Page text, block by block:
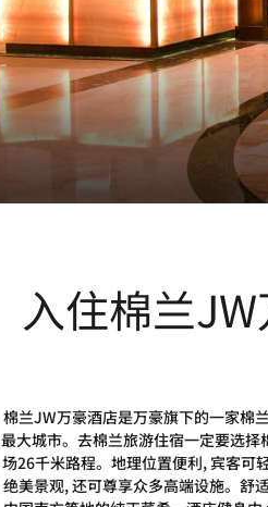
入住棉兰
棉兰JW万豪酒店是万豪旗下的一家棉
最大城市。去棉兰旅游住宿一定要选
场26千米路程。地理位置便利, 宾客可
绝美景观, 还可尊享众多高端设施。舒